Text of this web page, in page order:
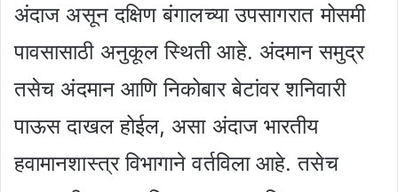
अंदाज असून दक्षिण बंगालच्या उपसागरात मोसमी
पावसासाठी अनुकूल स्थिती आहे. अंदमान समुद्र
तसेच अंदमान आणि निकोबार बेटांवर शनिवारी
पाऊस दाखल होईल, असा अंदाज भारतीय
हवामानशास्त्र विभागाने वर्तविला आहे. तसेच